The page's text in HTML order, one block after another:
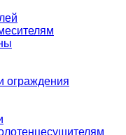
ограждения